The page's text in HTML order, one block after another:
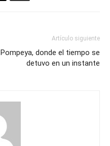
Artículo siguiente
Pompeya, donde el tiempo se
detuvo en un instante